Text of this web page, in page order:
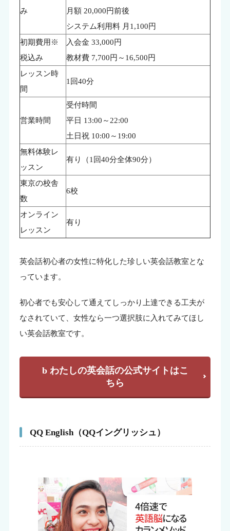
み
月額 20,000円前後
システム利用料 月1,100円
初期費用※
税込み
入会金 33,000円
教材費 7,700円～16,500円
レッスン時
間
1回40分
営業時間
受付時間
平日 13:00～22:00
土日祝 10:00～19:00
無料体験レ
ッスン
有り（1回40分全体90分）
東京の校舎
数
6校
オンライン
レッスン
有り
英会話初心者の女性に特化した珍しい英会話教室とな
っています。
初心者でも安心して通えてしっかり上達できる工夫が
なされていて、女性なら一つ選択肢に入れてみてほし
い英会話教室です。
b わたしの英会話の公式サイトはこ
ちら
QQ English（QQイングリッシュ）